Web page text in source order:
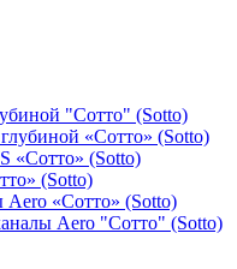
"Сотто" (Sotto)
«Сотто» (Sotto)
«Сотто» (Sotto)
(Sotto)
«Сотто» (Sotto)
Aero "Сотто" (Sotto)